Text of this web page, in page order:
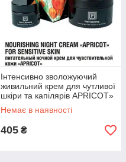
Інтенсивно зволожуючий
живильний крем для чутливої
шкіри та капілярів APRICOT»
50мл
Немає в наявності
405 ₴